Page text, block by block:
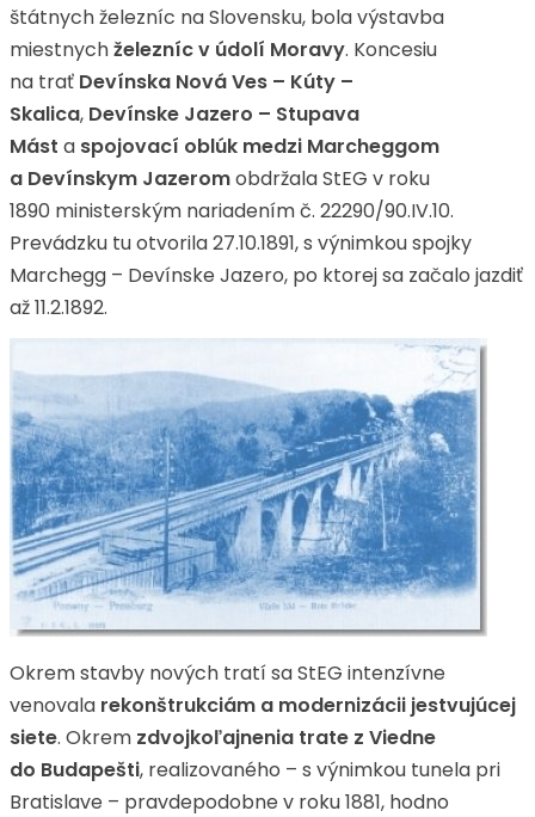
štátnych železníc na Slovensku, bola výstavba
miestnychželezníc v údolí Moravy. Koncesiu
na trať Devínska Nová Ves – Kúty –
Skalica, Devínske Jazero – Stupava
Mást a spojovací oblúk medzi Marcheggom
a Devínskym Jazeromobdržala StEG v roku
1890 ministerským nariadením č. 22290/90.IV.10.
Prevádzku tu otvorila 27.10.1891, s výnimkou spojky
Marchegg – Devínske Jazero, po ktorej sa začalo jazdiť
až 11.2.1892.
Okrem stavby nových tratí sa StEG intenzívne
venovala rekonštrukciám a modernizácii jestvujúcej
siete. Okrem zdvojkoľajnenia trate z Viedne
do Budapešti, realizovaného – s výnimkou tunela pri
Bratislave – pravdepodobne v roku 1881, hodno